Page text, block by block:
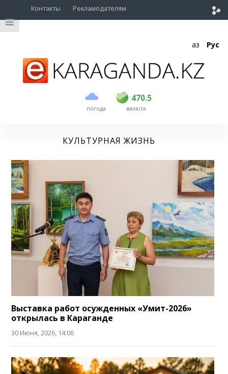
Контакты Рекламодателям
Қаз Рус
погода
470.5
покупка продажа
USD 469 470.5
EUR валюта
КУЛЬТУРНАЯ ЖИЗНЬ
Выставка работ осужденных «Умит-2026»
открылась в Караганде
30 Июня, 2026, 14:06